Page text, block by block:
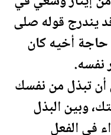
يندرج قوله صلى
أخيه كان
نفسه.
أن تبذل من نفسك
وبين البذل
في الفعل